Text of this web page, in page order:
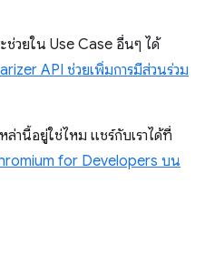
ช่วยใน Use Case อื่นๆ ได้
API ช่วยเพิ่มการมีส่วนร่วม
ล่านี้อยู่ใช่ไหม แชร์กับเราได้ที่
for Developers บน